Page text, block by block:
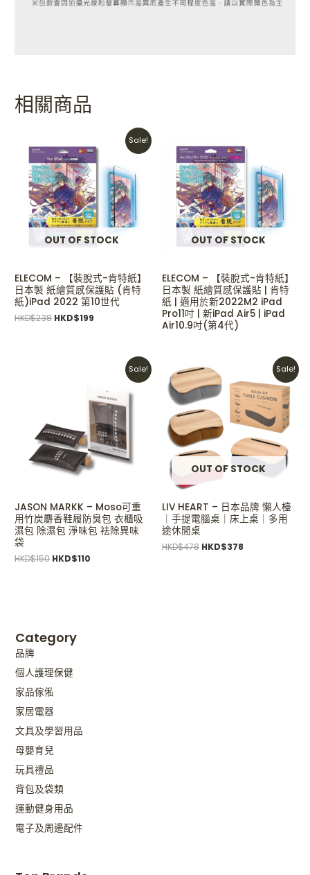
相關商品
Sale!
OUT OF STOCK
ELECOM – 【裝脫式-肯特紙】
日本製 紙繪質感保護貼 (肯特
紙)iPad 2022 第10世代
HKD$238
price
was:
HKD$238.
HKD$199
Current
price
HKD$199.
OUT OF STOCK
ELECOM – 【裝脫式-肯特紙】
日本製 紙繪質感保護貼 | 肯特
紙 | 適用於新2022M2 iPad
Pro11吋 | 新iPad Air5 | iPad
Air10.9吋(第4代)
Sale!
JASON MARKK – Moso可重
用竹炭麝香鞋履防臭包 衣櫃吸
濕包 除濕包 淨味包 祛除異味
袋
HKD$150
HKD$150.
HKD$110
Current
HKD$110.
Sale!
OUT OF STOCK
LIV HEART – 日本品牌 懶人檯
｜手提電腦桌｜床上桌｜多用
途休閒桌
HKD$478
Original
price
was:
HKD$478.
HKD$378
Current
is:
HKD$378.
Category
品牌
個人護理保健
家品傢俬
家居電器
文具及學習用品
母嬰育兒
玩具禮品
背包及袋類
運動健身用品
電子及周邊配件